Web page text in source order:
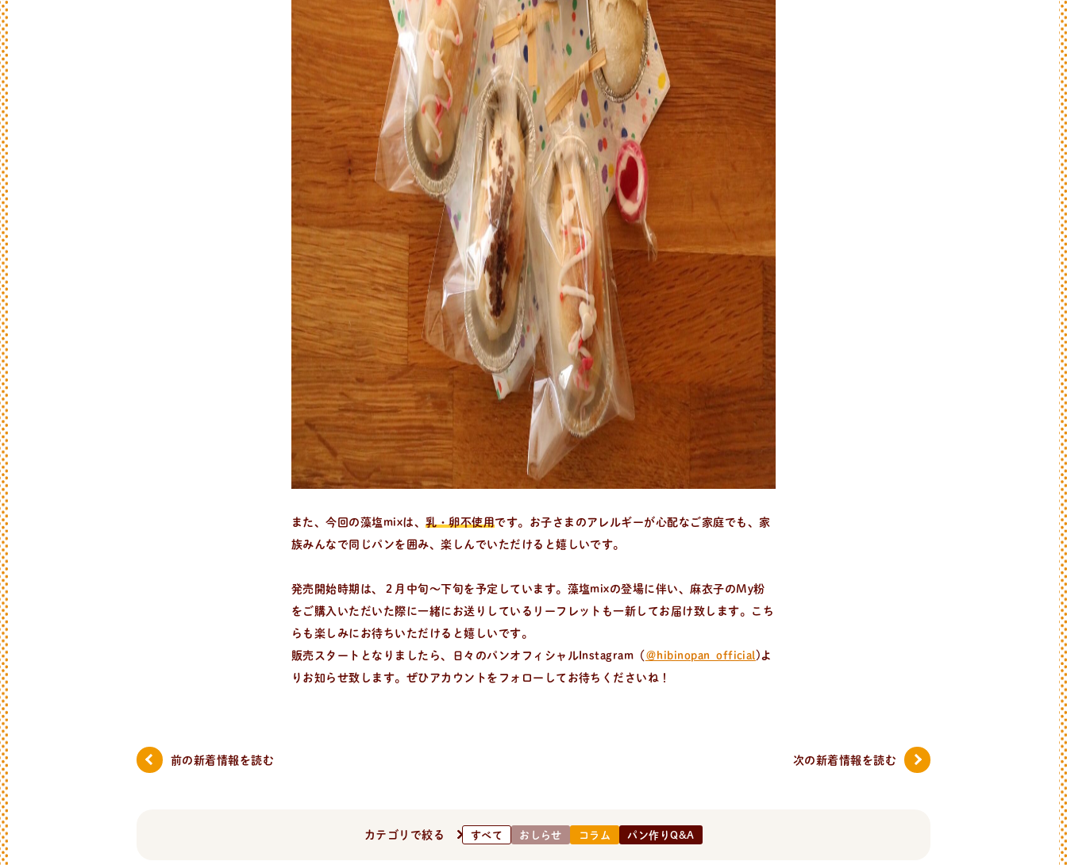
種類、作り方/シーン、材料から検索できる、簡単なパンやおやつのレシピをご紹介。
また、今回の藻塩mixは、乳・卵不使用です。お子さまのアレルギーが心配なご家庭でも、家
族みんなで同じパンを囲み、楽しんでいただけると嬉しいです。
発売開始時期は、２月中旬～下旬を予定しています。藻塩mixの登場に伴い、麻衣子のMy粉
をご購入いただいた際に一緒にお送りしているリーフレットも一新してお届け致します。こち
らも楽しみにお待ちいただけると嬉しいです。
販売スタートとなりましたら、日々のパンオフィシャルInstagram（ ＠hibinopan_official )よ
りお知らせ致します。ぜひアカウントをフォローしてお待ちくださいね！
前の新着情報 を読む 次の新着情報 を読む
カテゴリで絞る すべて おしらせ コラム パン作りQ&A